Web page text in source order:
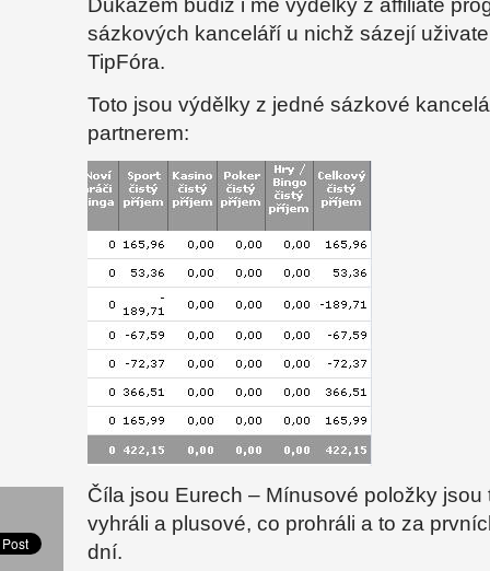
sázkových kanceláří u nichž sázejí
TipFóra.
Toto jsou výdělky z jedné sázkové
partnerem:
Číla jsou Eurech – Mínusové položky jsou
vyhráli a plusové, co prohráli a to za
dní.